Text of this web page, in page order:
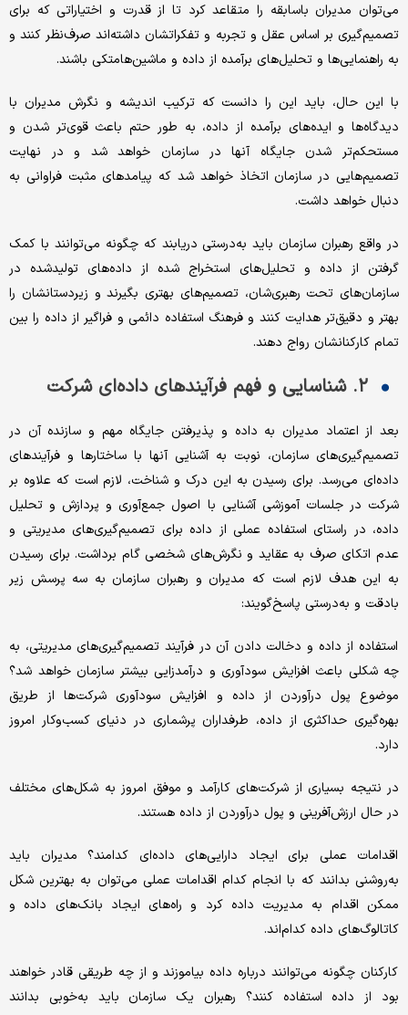
می‌‌‌توان مدیران باسابقه را متقاعد کرد تا از قدرت و اختیاراتی که برای
تصمیم‌‌‌گیری بر اساس عقل و تجربه و تفکراتشان داشته‌‌‌اند صرف‌‌‌نظر کنند و
به راهنمایی‌‌‌ها و تحلیل‌‌‌های برآمده از داده و ماشین‌‌‌هامتکی باشند.
با این ‌‌‌حال، باید این را دانست که ترکیب اندیشه و نگرش مدیران با
دیدگاه‌‌‌ها و ایده‌‌‌های برآمده از داده، به طور حتم باعث قوی‌‌‌تر شدن و
مستحکم‌‌‌تر شدن جایگاه آنها در سازمان خواهد شد و در نهایت
تصمیم‌‌‌هایی در سازمان اتخاذ خواهد شد که پیامدهای مثبت فراوانی به
دنبال خواهد داشت.
در واقع رهبران سازمان باید به‌‌‌درستی دریابند که چگونه می‌‌‌توانند با کمک‌‌‌
گرفتن از داده و تحلیل‌‌‌های استخراج شده از داده‌‌‌های تولیدشده در
سازمان‌‌‌های تحت رهبری‌‌‌شان، تصمیم‌‌‌های بهتری بگیرند و زیردستانشان را
بهتر و دقیق‌‌‌تر هدایت کنند و فرهنگ استفاده دائمی و فراگیر از داده را بین
تمام کارکنانشان رواج دهند.
۲. شناسایی و فهم فرآیندهای داده‌‌‌ای شرکت
بعد از اعتماد مدیران به داده و پذیرفتن جایگاه مهم و سازنده آن در
تصمیم‌‌‌گیری‌‌‌های سازمان، نوبت به آشنایی آنها با ساختارها و فرآیندهای
داده‌‌‌ای می‌‌‌رسد. برای رسیدن به این درک و شناخت، لازم است که علاوه بر
شرکت در جلسات آموزشی آشنایی با اصول جمع‌‌‌آوری و پردازش و تحلیل
داده، در راستای استفاده عملی از داده برای تصمیم‌‌‌گیری‌‌‌های مدیریتی و
عدم اتکای صرف به عقاید و نگرش‌‌‌های شخصی گام برداشت. برای رسیدن
به این هدف لازم است که مدیران و رهبران سازمان به سه پرسش زیر
بادقت و به‌‌‌درستی پاسخ‌‌‌گویند:
استفاده از داده و دخالت ‌‌‌دادن آن در فرآیند تصمیم‌‌‌گیری‌‌‌های مدیریتی، به
چه شکلی باعث افزایش سودآوری و درآمدزایی بیشتر سازمان خواهد شد؟
موضوع پول درآوردن از داده و افزایش سودآوری شرکت‌‌‌ها از طریق
بهره‌‌‌گیری حداکثری از داده، طرفداران پرشماری در دنیای کسب‌‌‌وکار امروز
دارد.
در نتیجه بسیاری از شرکت‌‌‌های کارآمد و موفق امروز به شکل‌‌‌های مختلف
در حال ارزش‌‌‌آفرینی و پول درآوردن از داده هستند.
اقدامات عملی برای ایجاد دارایی‌‌‌های داده‌‌‌ای کدامند؟ مدیران باید
به‌‌‌روشنی بدانند که با انجام کدام اقدامات عملی می‌‌‌توان به بهترین شکل
ممکن اقدام به مدیریت داده کرد و راه‌‌‌های ایجاد بانک‌‌‌های داده و
کاتالوگ‌‌‌های داده کدام‌‌‌اند.
کارکنان چگونه می‌‌‌توانند درباره داده بیاموزند و از چه طریقی قادر خواهند
بود از داده استفاده کنند؟ رهبران یک سازمان باید به‌‌‌خوبی بدانند